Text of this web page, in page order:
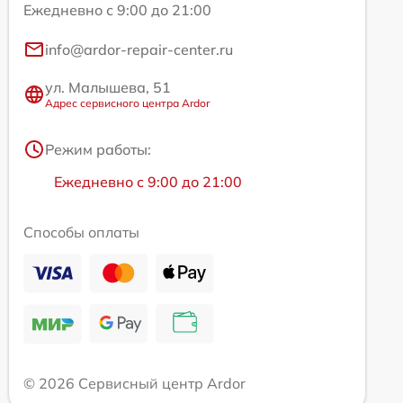
Ежедневно с 9:00 до 21:00
info@ardor-repair-center.ru
ул. Малышева, 51
Адрес сервисного центра Ardor
Режим работы:
Ежедневно с 9:00 до 21:00
Способы оплаты
© 2026 Сервисный центр Ardor